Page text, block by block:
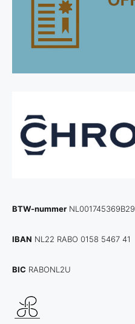
BTW-nummer NL001745369B29
IBAN NL22 RABO 0158 5467 41
BIC RABONL2U